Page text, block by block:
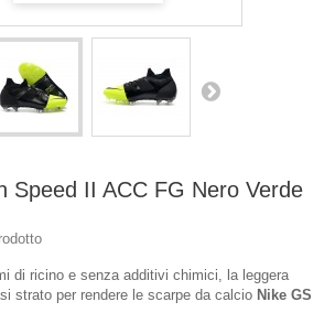
Speed II ACC FG Nero Verde
di ricino e senza additivi chimici, la leggera
strato per rendere le scarpe da calcio Nike GS